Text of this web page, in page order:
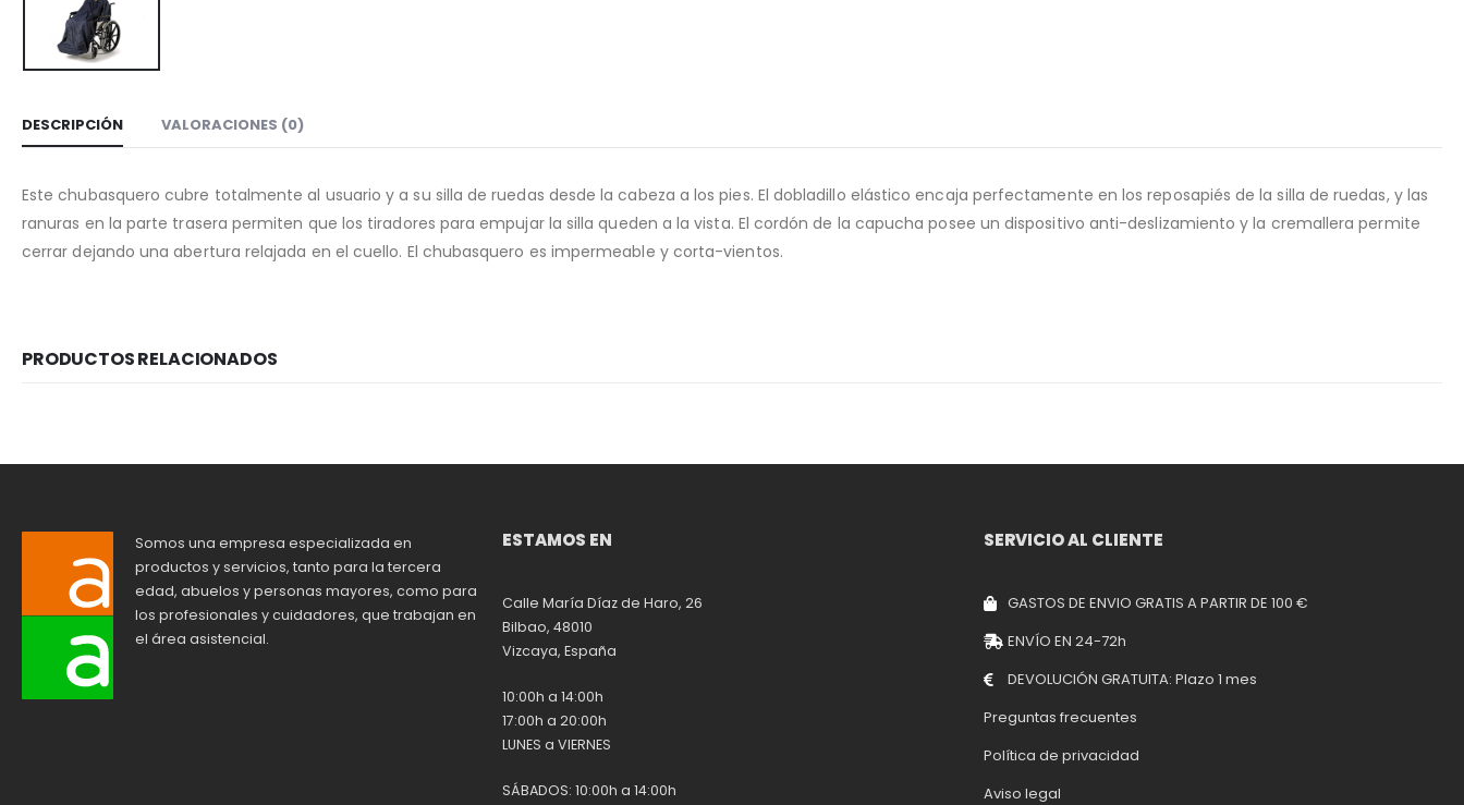
DESCRIPCIÓN VALORACIONES (0)
Este chubasquero cubre totalmente al usuario y a su silla de ruedas desde la cabeza a los pies. El dobladillo elástico encaja perfectamente en los reposapiés de la silla de ruedas, y las
ranuras en la parte trasera permiten que los tiradores para empujar la silla queden a la vista. El cordón de la capucha posee un dispositivo anti-deslizamiento y la cremallera permite
cerrar dejando una abertura relajada en el cuello. El chubasquero es impermeable y corta-vientos.
PRODUCTOS RELACIONADOS
Somos una empresa especializada en
productos y servicios, tanto para la tercera
edad, abuelos y personas mayores, como para
los profesionales y cuidadores, que trabajan en
el área asistencial.
ESTAMOS EN
Calle María Díaz de Haro, 26
Bilbao, 48010
Vizcaya, España
10:00h a 14:00h
17:00h a 20:00h
LUNES a VIERNES
SÁBADOS: 10:00h a 14:00h
SERVICIO AL CLIENTE
GASTOS DE ENVIO GRATIS A PARTIR DE 100 €
ENVÍO EN 24-72h
DEVOLUCIÓN GRATUITA: Plazo 1 mes
Preguntas frecuentes
Política de privacidad
Aviso legal